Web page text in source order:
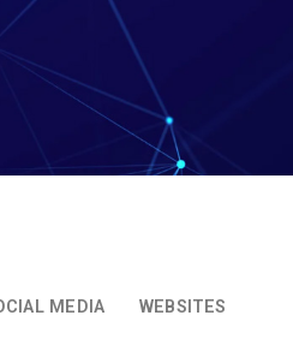
MEDIA WEBSITES